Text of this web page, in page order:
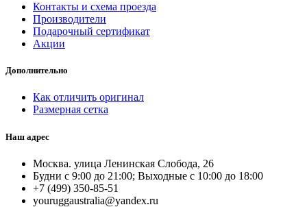
Контакты и схема проезда
Производители
Подарочный сертификат
Акции
Дополнительно
Как отличить оригинал
Размерная сетка
Наш адрес
Москва. улица Ленинская Слобода, 26
Будни с 9:00 до 21:00; Выходные с 10:00 до 18:00
+7 (499) 350-85-51
youruggaustralia@yandex.ru